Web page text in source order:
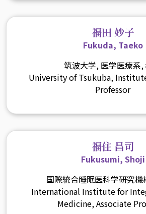
福田 妙子
Fukuda, Taeko
筑波大学, 医学医療系,
University of Tsukuba,
Professor
福住 昌司
Fukusumi, Shoji
国際統合睡眠医科学研究機
International Institute for
Medicine, Associate